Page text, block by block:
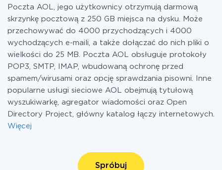
Poczta AOL, jego użytkownicy otrzymują darmową
skrzynkę pocztową z 250 GB miejsca na dysku. Może
przechowywać do 4000 przychodzących i 4000
wychodzących e-maili, a także dołączać do nich pliki o
wielkości do 25 MB. Poczta AOL obsługuje protokoły
POP3, SMTP, IMAP, wbudowaną ochronę przed
spamem/wirusami oraz opcję sprawdzania pisowni. Inne
popularne usługi sieciowe AOL obejmują tytułową
wyszukiwarkę, agregator wiadomości oraz Open
Directory Project, główny katalog łączy internetowych.
Więcej
Spróbuj